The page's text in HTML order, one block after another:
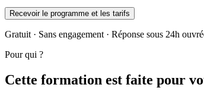
Recevoir le programme et les tarifs
Gratuit · Sans engagement · Réponse sous 24h
Pour qui ?
Cette formation est faite pour